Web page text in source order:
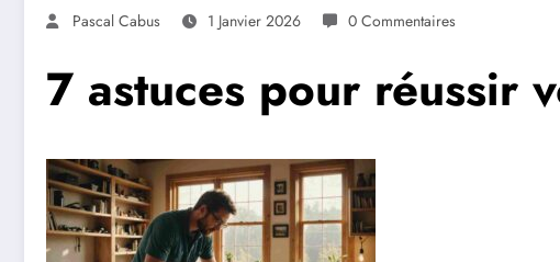
Pascal Cabus 1 Janvier 2026 0 Commentaires
7 astuces pour réussir